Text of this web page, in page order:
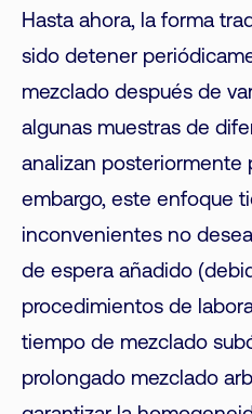
Hasta ahora, la forma
sido detener
mezclado después de
algunas muestras de
analizan posteriormente
embargo, este enfoque
inconvenientes no
de espera añadido
procedimientos de
tiempo de mezclado
prolongado mezclado